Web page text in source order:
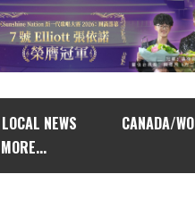
LOCAL NEWS
CANADA/
MORE...